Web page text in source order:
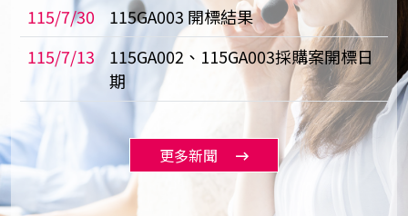
115/7/30
115GA003 開標結果
115/7/13
115GA002、115GA003採購案開標日
期
更多新聞